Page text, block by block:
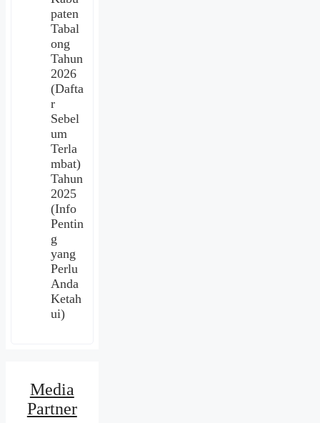
paten
Tabal
ong
Tahun
2026
(Dafta
r
Sebel
um
Terla
mbat)
Tahun
2025
(Info
Pentin
g
yang
Perlu
Anda
Ketah
ui)
Media
Partner